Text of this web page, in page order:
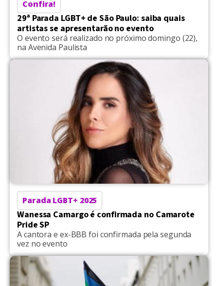
Confira!
29ª Parada LGBT+ de São Paulo: saiba quais
artistas se apresentarão no evento
O evento será realizado no próximo domingo (22),
na Avenida Paulista
Parada LGBT+ 2025
Wanessa Camargo é confirmada no Camarote
Pride SP
A cantora e ex-BBB foi confirmada pela segunda
vez no evento